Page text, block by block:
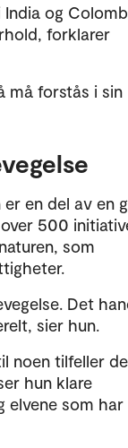
og
forklarer
må forstås i sin
en del av en
500
som
Det
sier hun.
noen tilfeller
hun klare
elvene som